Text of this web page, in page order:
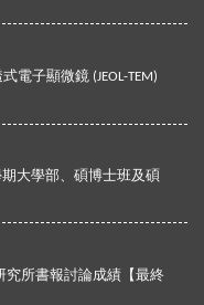
式電子顯微鏡(JEOL-TEM)
期大學部、碩博士班及碩
所書報討論成績【最終